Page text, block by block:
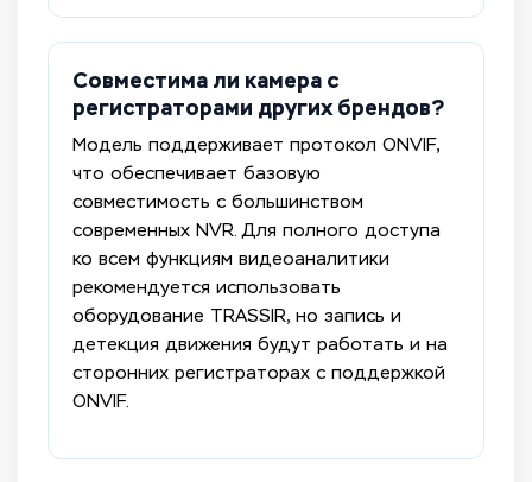
Совместима ли камера с
регистраторами других брендов?
Модель поддерживает протокол ONVIF,
что обеспечивает базовую
совместимость с большинством
современных NVR. Для полного доступа
ко всем функциям видеоаналитики
рекомендуется использовать
оборудование TRASSIR, но запись и
детекция движения будут работать и на
сторонних регистраторах с поддержкой
ONVIF.